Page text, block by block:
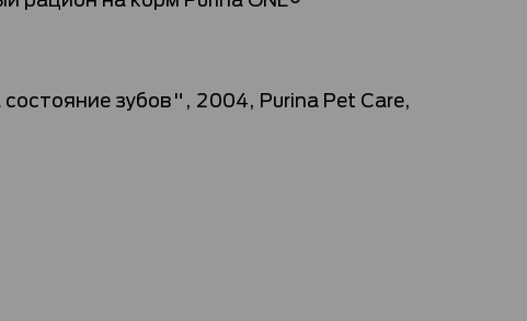
зубов", 2004, Purina Pet Care,